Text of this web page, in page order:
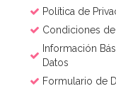
Política de
Condiciones
Información
Datos
Formulario de